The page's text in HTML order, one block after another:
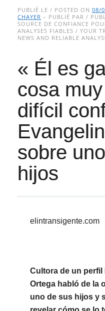
Main menu
to
content
PUBLIÉ LE / POSTED ON08/
CHAYER – PUBLIÉ PAR /
SOURCE DE CONFIANCE
ANALYSES FIABLES / YOUR
NEWS AND RELIABLE
« Él es
cosa
difícil
sobre
hijos
elintransigente.com
Cultora de un perfil
Ortega habló de la
uno de sus hijos y